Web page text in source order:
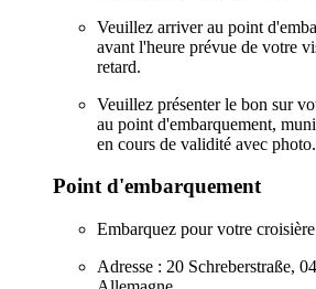
Veuillez arriver au point
avant l'heure prévue de votre
retard.
Veuillez présenter le bon sur
au point d'embarquement,
en cours de validité avec photo.
Point d'embarquement
Embarquez pour votre croisière
Adresse : 20 Schreberstraße,